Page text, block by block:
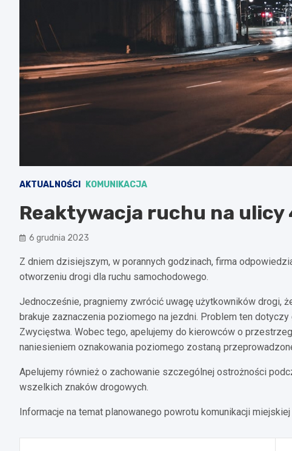
AKTUALNOŚCI KOMUNIKACJA
Reaktywacja ruchu na ulicy
6 grudnia 2023
Z dniem dzisiejszym, w porannych godzinach, firma
otworzeniu drogi dla ruchu samochodowego.
Jednocześnie, pragniemy zwrócić uwagę użytkowników drogi,
brakuje zaznaczenia poziomego na jezdni. Problem ten
Zwycięstwa. Wobec tego, apelujemy do kierowców o
naniesieniem oznakowania poziomego zostaną
Apelujemy również o zachowanie szczególnej ostrożności
wszelkich znaków drogowych.
Informacje na temat planowanego powrotu komunikacji